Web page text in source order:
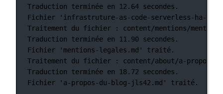
Traduction
terminée en 12.64 secondes.
Fichier
'infrastruture-as-code-serverless-ha-
Traitement
du fichier :
content/mentions/
Traduction
terminée en 11.90 secondes.
Fichier
'mentions-legales.md'
traité.
Traitement
du fichier :
content/about/a-propos-
Traduction
terminée en 18.72
secondes.
Fichier
'a-propos-du-blog-jls42.md' traité.